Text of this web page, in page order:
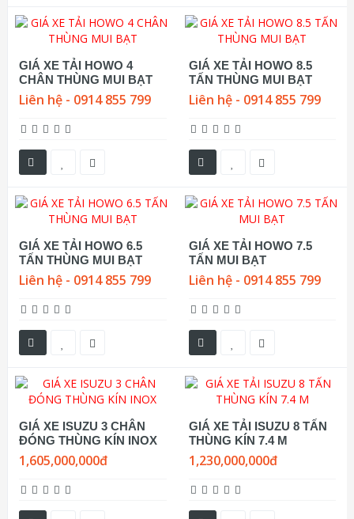
GIÁ XE TẢI HOWO 4
CHÂN THÙNG MUI BẠT
Liên hệ - 0914 855 799
GIÁ XE TẢI HOWO 8.5
TẤN THÙNG MUI BẠT
Liên hệ - 0914 855 799
GIÁ XE TẢI HOWO 6.5
TẤN THÙNG MUI BẠT
Liên hệ - 0914 855 799
GIÁ XE TẢI HOWO 7.5
TẤN MUI BẠT
Liên hệ - 0914 855 799
GIÁ XE ISUZU 3 CHÂN
ĐÓNG THÙNG KÍN INOX
1,605,000,000đ
GIÁ XE TẢI ISUZU 8 TẤN
THÙNG KÍN 7.4 M
1,230,000,000đ